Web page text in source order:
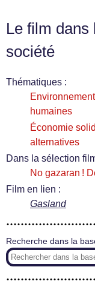
Le film dans
société
Thématiques :
humaines
Économie
alternatives
Dans la sélection
No gazaran !
Film en lien :
Gasland
Recherche dans la